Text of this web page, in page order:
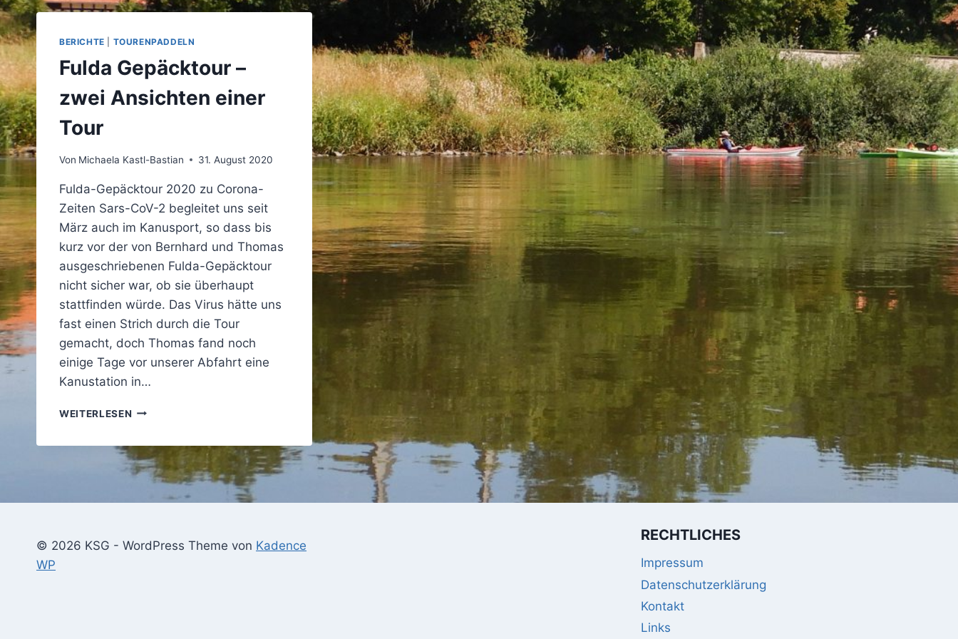
BERICHTE TOURENPADDELN
Fulda Gepäcktour –
zwei Ansichten einer
Tour
Von Michaela Kastl-Bastian 31. August 2020
Fulda-Gepäcktour 2020 zu Corona-
Zeiten Sars-CoV-2 begleitet uns seit
März auch im Kanusport, so dass bis
kurz vor der von Bernhard und Thomas
ausgeschriebenen Fulda-Gepäcktour
nicht sicher war, ob sie überhaupt
stattfinden würde. Das Virus hätte uns
fast einen Strich durch die Tour
gemacht, doch Thomas fand noch
einige Tage vor unserer Abfahrt eine
Kanustation in…
WEITERLESEN FULDA
ZWEI
ANSICHTEN
EINER
© 2026 KSG - WordPress Theme von Kadence
WP
RECHTLICHES
Impressum
Datenschutzerklärung
Kontakt
Links